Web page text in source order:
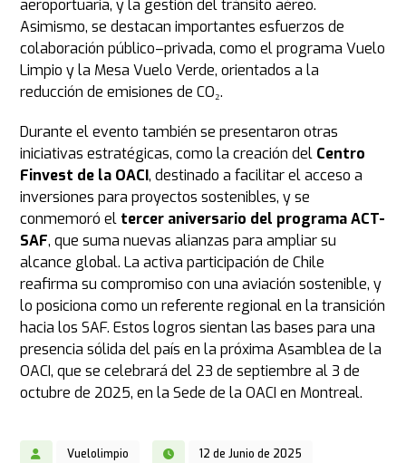
aeroportuaria, y la gestión del tránsito aéreo.
Asimismo, se destacan importantes esfuerzos de
colaboración público–privada, como el programa Vuelo
Limpio y la Mesa Vuelo Verde, orientados a la
reducción de emisiones de CO₂.
Durante el evento también se presentaron otras
iniciativas estratégicas, como la creación del Centro
Finvest de la OACI, destinado a facilitar el acceso a
inversiones para proyectos sostenibles, y se
conmemoró el tercer aniversario del programa ACT-
SAF, que suma nuevas alianzas para ampliar su
alcance global. La activa participación de Chile
reafirma su compromiso con una aviación sostenible, y
lo posiciona como un referente regional en la transición
hacia los SAF. Estos logros sientan las bases para una
presencia sólida del país en la próxima Asamblea de la
OACI, que se celebrará del 23 de septiembre al 3 de
octubre de 2025, en la Sede de la OACI en Montreal.
Vuelolimpio 12 de Junio de 2025